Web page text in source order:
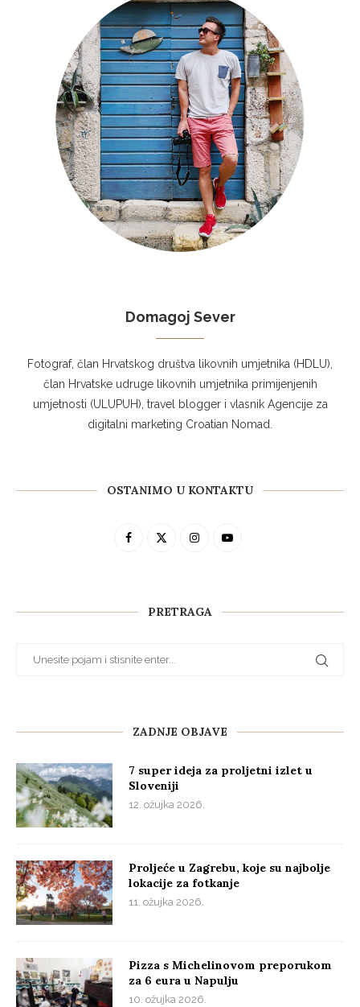
Domagoj Sever
Fotograf, član Hrvatskog društva likovnih umjetnika (HDLU),
član Hrvatske udruge likovnih umjetnika primijenjenih
umjetnosti (ULUPUH), travel blogger i vlasnik Agencije za
digitalni marketing Croatian Nomad.
OSTANIMO U KONTAKTU
PRETRAGA
ZADNJE OBJAVE
7 super ideja za proljetni izlet u
Sloveniji
12. ožujka 2026.
Proljeće u Zagrebu, koje su najbolje
lokacije za fotkanje
11. ožujka 2026.
Pizza s Michelinovom preporukom
za 6 eura u Napulju
10. ožujka 2026.